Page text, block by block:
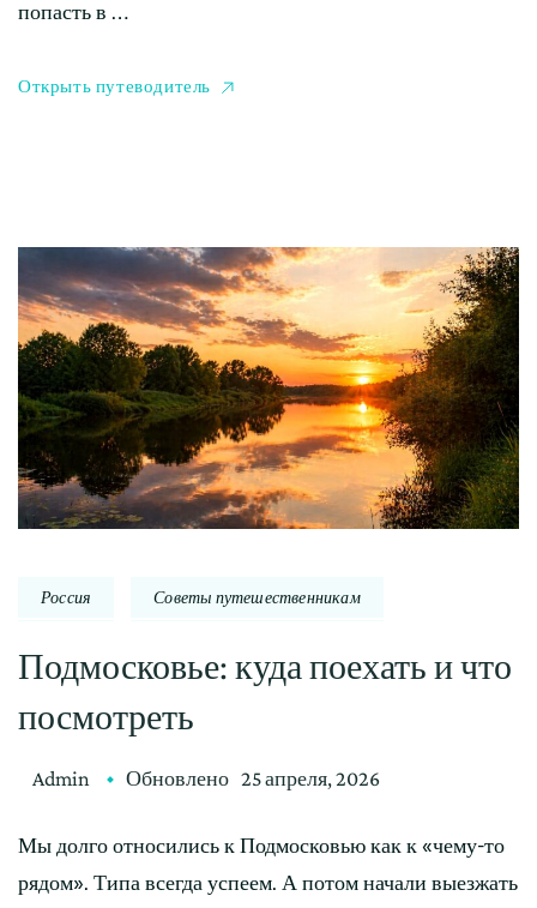
попасть в …
Открыть путеводитель
Россия Советы путешественникам
Подмосковье: куда поехать и что
посмотреть
Admin Обновлено 25 апреля, 2026
Мы долго относились к Подмосковью как к «чему-то
рядом». Типа всегда успеем. А потом начали выезжать